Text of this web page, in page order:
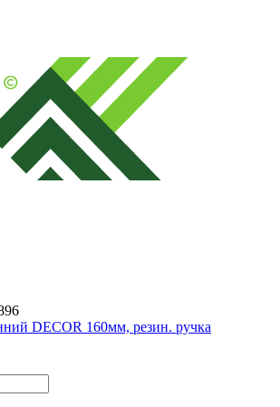
DECOR 160мм, резин. ручка